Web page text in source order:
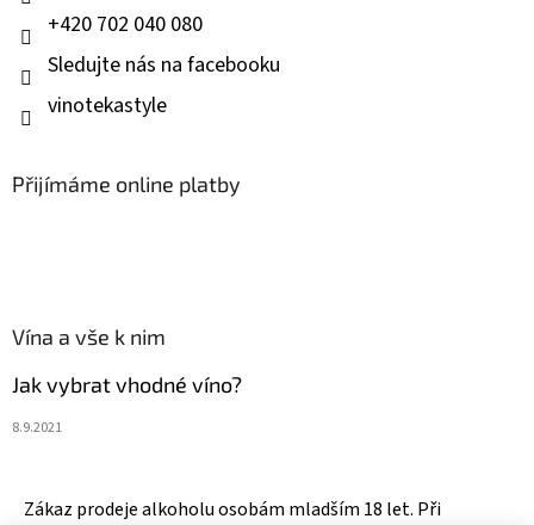
+420 702 040 080
Sledujte nás na facebooku
vinotekastyle
Přijímáme online platby
Vína a vše k nim
Jak vybrat vhodné víno?
8.9.2021
Zákaz prodeje alkoholu osobám mladším 18 let. Při